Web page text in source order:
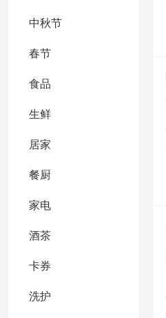
中秋节
春节
食品
生鲜
居家
餐厨
家电
酒茶
卡券
洗护